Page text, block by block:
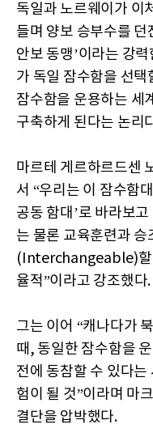
독일과 노르웨이가 이
들며 양보 승부수를
안보 동맹’이라는 강
가 독일 잠수함을 선
잠수함을 운용하는 세
구축하게 된다는 논리
마르테 게르하르드센
서 “우리는 이 잠수함
공동 함대’로 바라보
는 물론 교육훈련과
(Interchangeable)할
율적”이라고 강조했다.
그는 이어 “캐나다가
때, 동일한 잠수함을
전에 동참할 수 있다
험이 될 것”이라며 마
결단을 압박했다.